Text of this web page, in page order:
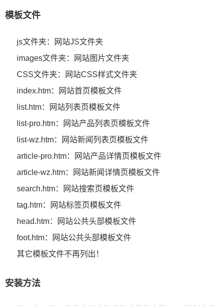
模板文件
js文件夹：网站JS文件夹
images文件夹：网站图片文件夹
CSS文件夹：网站CSS样式文件夹
index.htm：网站首页模板文件
list.htm：网站列表页模板文件
list-pro.htm：网站产品列表页模板文件
list-wz.htm：网站新闻列表页模板文件
article-pro.htm：网站产品详情页模板文件
article-wz.htm：网站新闻详情页模板文件
search.htm：网站搜索页模板文件
tag.htm：网站标签页模板文件
head.htm：网站公共头部模板文件
foot.htm：网站公共头部模板文件
其它模板文件不再列出！
安装方法